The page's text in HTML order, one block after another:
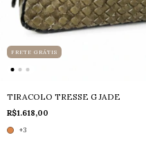
FRETE GRÁTIS
TIRACOLO TRESSE G JADE
R$1.618,00
+3